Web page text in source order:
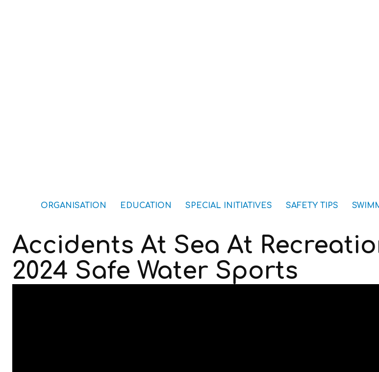
ORGANISATION EDUCATION SPECIAL INITIATIVES SAFETY TIPS
Accidents At Sea At
2024 Safe Water Sports